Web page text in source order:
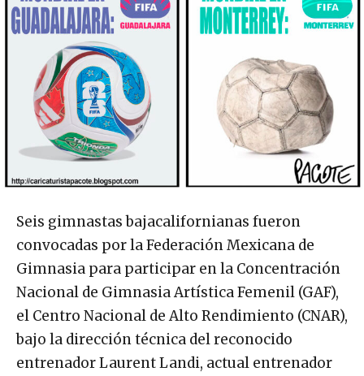
Seis gimnastas bajacalifornianas fueron
convocadas por la Federación Mexicana de
Gimnasia para participar en la Concentración
Nacional de Gimnasia Artística Femenil (GAF),
el Centro Nacional de Alto Rendimiento (CNAR),
bajo la dirección técnica del reconocido
entrenador Laurent Landi, actual entrenador